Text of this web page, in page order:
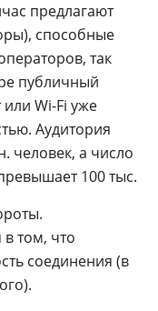
предлагают
способные
так
публичный
или Wi-Fi уже
Аудитория
человек, а число
100 тыс.
в том, что
соединения (в